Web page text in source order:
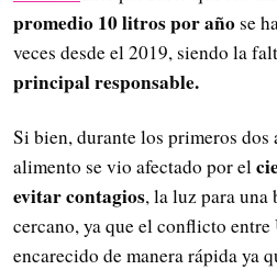
promedio 10 litros por añose
veces desde el 2019, siendo la
principal responsable.
Si bien, durante los primeros dos
alimento se vio afectado por el
evitar contagios, la luz para una
cercano, ya que el conflicto
encarecido de manera rápida ya